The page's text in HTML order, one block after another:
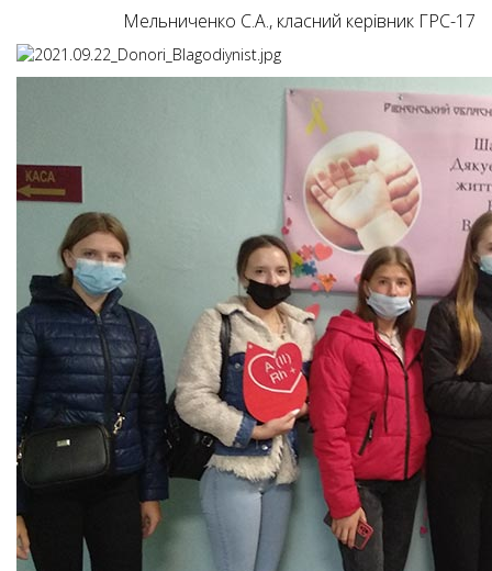
Мельниченко С.А., класний керівник ГРС-17